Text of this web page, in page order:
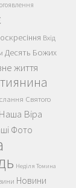
Вхід
Десять Божих
життя
Святого
Наша Віра
Фото
Неділя Томина
Новини